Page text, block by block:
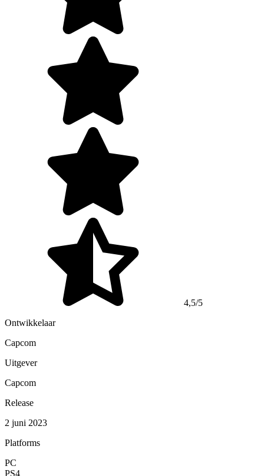
4,5/5
Ontwikkelaar
Capcom
Uitgever
Capcom
Release
2 juni 2023
Platforms
PC
PS4